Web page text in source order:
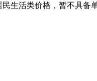
生活类价格，暂不具